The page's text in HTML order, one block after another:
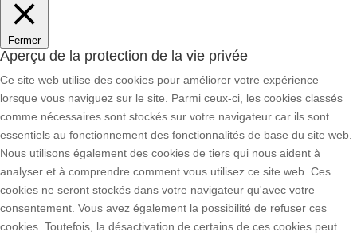
Fermer
Aperçu de la protection de la vie privée
Ce site web utilise des cookies pour améliorer votre expérience
lorsque vous naviguez sur le site. Parmi ceux-ci, les cookies classés
comme nécessaires sont stockés sur votre navigateur car ils sont
essentiels au fonctionnement des fonctionnalités de base du site web.
Nous utilisons également des cookies de tiers qui nous aident à
analyser et à comprendre comment vous utilisez ce site web. Ces
cookies ne seront stockés dans votre navigateur qu'avec votre
consentement. Vous avez également la possibilité de refuser ces
cookies. Toutefois, la désactivation de certains de ces cookies peut